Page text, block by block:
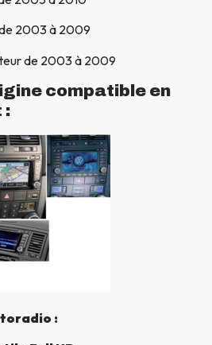
2003 à 2009
de 2003 à 2009
compatible en
:
: